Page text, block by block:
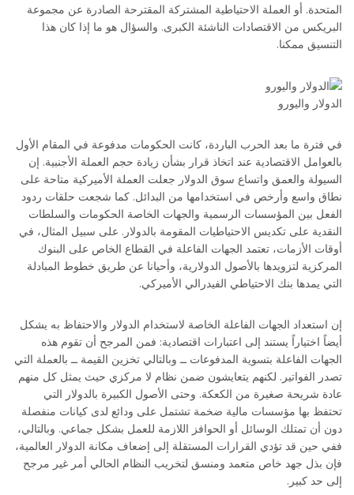
المتحدة. أو العملة الاحتياطية المشتركة المقترحة الصادرة عن مجموعة
البريكس من الاقتصادات الناشئة الكبرى. والسؤال هو ما إذا كان هذا
التنسيق ممكنا.
الدولار واليورو
في فترة ما بعد الحرب الباردة، كانت الحكومات مدفوعة في المقام الأول
بالعوامل الاقتصادية عند اتخاذ قرار بشأن زيادة حجم العملة الأجنبية. إن
السيولة والعمق واتساع سوق الدولار جعلت العملة الأميركية متاحة على
نطاق واسع وأرخص في استخدامها من البدائل. كما شجعت حلقات ردود
الفعل بين المؤسسات الرسمية والجهات الخاصة الحكومات والسلطات
النقدية على تكديس الاحتياطيات المقومة بالدولار. على سبيل المثال، في
أوقات الأزمات، تعتمد الجهات الفاعلة في القطاع الخاص على البنوك
المركزية لتزويدها بالأصول الدولارية، وأحيانا عن طريق خطوط المبادلة
التي يمدها بنك الاحتياطي الفيدرالي الأميركي.
إن استعداد الجهات الفاعلة الخاصة لاستخدام الدولار والاحتفاظ به يشكل
أيضاً اختياراً يستند إلى اعتبارات اقتصادية: فمن المرجح أن تقوم هذه
الجهات الفاعلة بتسوية المدفوعات ــ وبالتالي تخزين القيمة ــ بالعملة التي
تصدر الفواتير. لكنهم يتعايشون ضمن نظام لا مركزي حيث يمثل كل منهم
عادة شريحة صغيرة من الكعكة. وحتى الأصول الكبيرة بالدولار التي
تحتفظ بها مؤسسات مالية ضخمة تشتمل على ودائع لدى كيانات منفصلة
دون أن تمتلك الوسائل أو الحوافز اللازمة للعمل بشكل جماعي. وبالتالي،
ففي حين قد تؤدي القرارات المستقلة إلى إضعاف مكانة الدولار العالمية،
فإن بذل جهد خاص متعمد ومنسق لتخريب النظام الحالي أمر غير مرجح
إلى حد كبير.